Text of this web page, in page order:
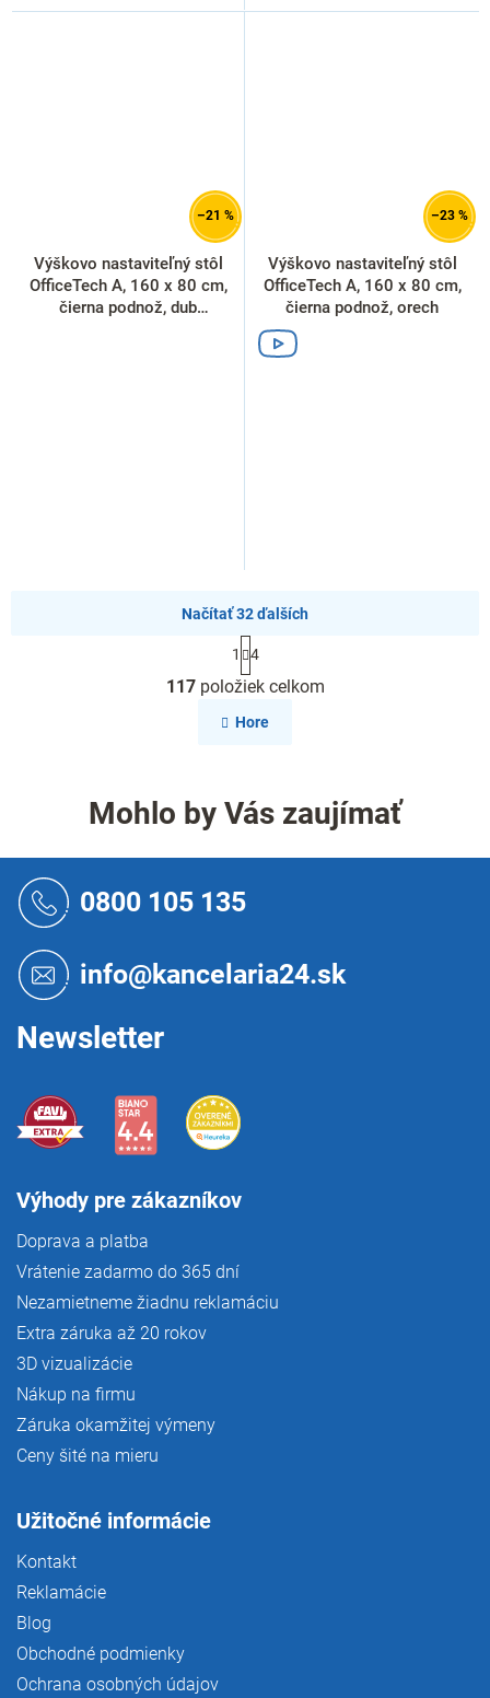
–21 %
Výškovo nastaviteľný stôl
OfficeTech A, 160 x 80 cm,
čierna podnož, dub
–23 %
Výškovo nastaviteľný stôl
OfficeTech A, 160 x 80 cm,
čierna podnož, orech
O
v
l
c
i
p
v
v
ý
Načítať 32 ďalších
S
t
r
á
n
n
i
1 4
117položiek celkom
Hore
Mohlo by Vás zaujímať
0800 105 135
info@kancelaria24.sk
Newsletter
Výhody pre zákazníkov
Doprava a platba
Vrátenie zadarmo do 365 dní
Nezamietneme žiadnu reklamáciu
Extra záruka až 20 rokov
3D vizualizácie
Nákup na firmu
Záruka okamžitej výmeny
Ceny šité na mieru
Užitočné informácie
Kontakt
Reklamácie
Blog
Obchodné podmienky
Ochrana osobných údajov